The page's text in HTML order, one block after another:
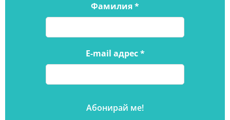
Фамилия*
E-mail адрес*